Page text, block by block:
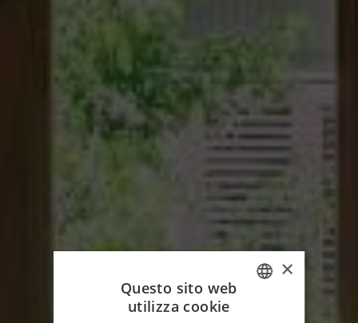
×
Questo sito web
utilizza cookie